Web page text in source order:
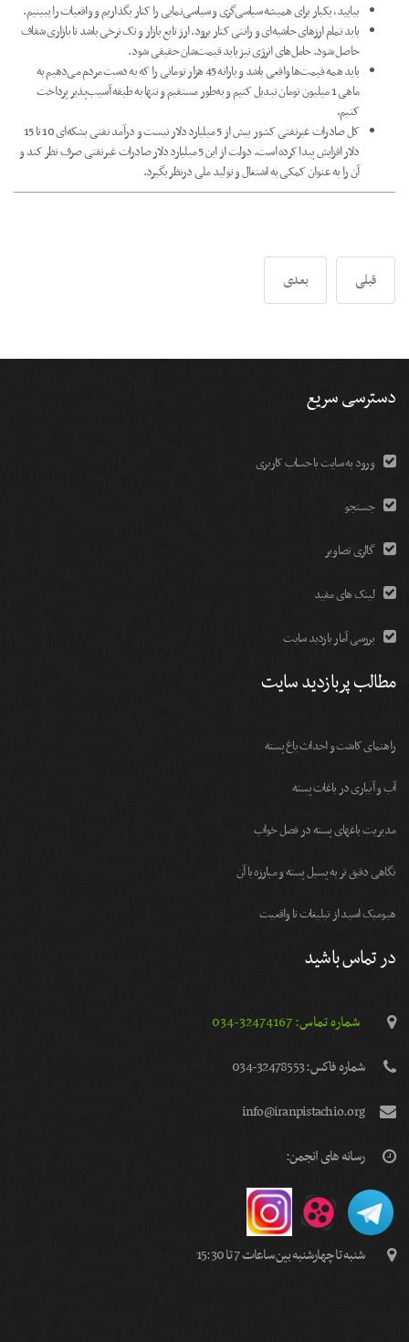
بیایید، یکبار برای همیشه سیاسی‌گری و سیاسی‌نمایی را کنار بگذاریم و واقعیات را ببینیم.
باید تمام ارزهای حاشیه‌ای و رانتی کنار برود. ارز تابع بازار و تک نرخی باشد تا بازاری شفاف
حاصل شود. حامل‌های انرژی نیز باید قیمت‌شان حقیقی شود.
باید همه قیمت‌ها واقعی باشد و یارانه 45 هزار تومانی را که به دست مردم می‌دهیم به
ماهی 1 میلیون تومان تبدیل کنیم و به‌طور مستقیم و تنها به طبقه آسیب‌پذیر پرداخت
کنیم.
کل صادرات غیرنفتی کشور بیش از 5 میلیارد دلار نیست و درآمد نفتی بشکه‌ای 10 تا 15
دلار افزایش پیدا کرده است. دولت از این 5 میلیارد دلار صادرات غیرنفتی صرف نظر کند و
آن را به عنوان کمکی به اشتغال و تولید ملی درنظر بگیرد.
قبلی بعدی
دسترسی سریع
ورود به سایت با حساب کاربری
جستجو
گالری تصاویر
لینک های مفید
بررسی آمار بازدید سایت
مطالب پربازدید سایت
راهنمای کاشت و احداث باغ پسته
آب و آبیاری در باغات پسته
مديريت باغهای پسته در فصل خواب
نگاهی دقیق تر به پسیل پسته و مبارزه با آن
هیومیک اسید از تبلیغات تا واقعیت
در تماس باشید
شماره تماس: 32474167-034
شماره فاكس: 32478553-034
info@iranpistachio.org
رسانه های انجمن:
شنبه تا چهارشنبه بین ساعات 7 تا 15:30